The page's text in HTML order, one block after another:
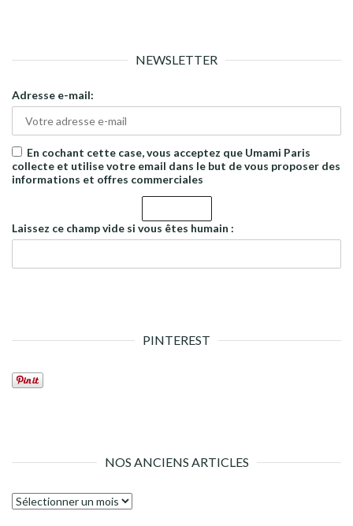
NEWSLETTER
Adresse e-mail:
En cochant cette case, vous acceptez que Umami Paris
collecte et utilise votre email dans le but de vous proposer des
informations et offres commerciales
Laissez ce champ vide si vous êtes humain :
PINTEREST
NOS ANCIENS ARTICLES
Nos